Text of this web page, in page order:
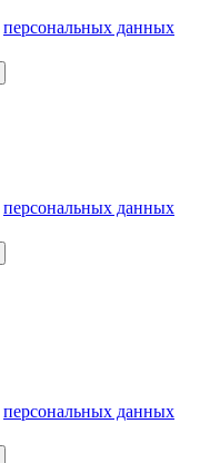
персональных данных
персональных данных
персональных данных